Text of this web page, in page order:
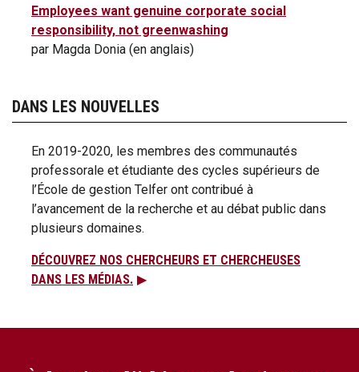
Employees want genuine corporate social
responsibility, not greenwashing
par Magda Donia (en anglais)
DANS LES NOUVELLES
En 2019-2020, les membres des communautés
professorale et étudiante des cycles supérieurs de
l’École de gestion Telfer ont contribué à
l’avancement de la recherche et au débat public dans
plusieurs domaines.
DÉCOUVREZ NOS CHERCHEURS ET CHERCHEUSES
DANS LES MÉDIAS.